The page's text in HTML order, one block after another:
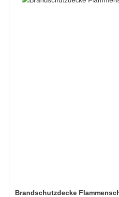
Brandschutzdecke